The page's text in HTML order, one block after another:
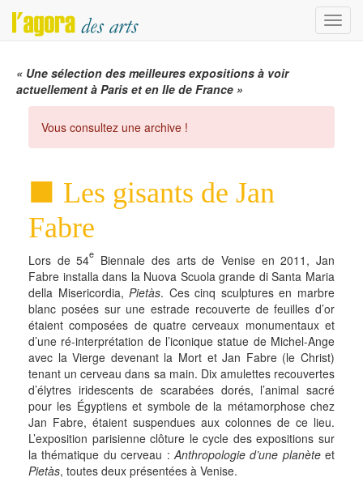
Menu
« Une sélection des meilleures expositions à voir
actuellement à Paris et en Ile de France »
Vous consultez une archive !
Les gisants de Jan
Fabre
Lors de 54e Biennale des arts de Venise en 2011, Jan
Fabre installa dans la Nuova Scuola grande di Santa Maria
della Misericordia,Pietàs. Ces cinq sculptures en marbre
blanc posées sur une estrade recouverte de feuilles d’or
étaient composées de quatre cerveaux monumentaux et
d’une ré-interprétation de l’iconique statue de Michel-Ange
avec la Vierge devenant la Mort et Jan Fabre (le Christ)
tenant un cerveau dans sa main. Dix amulettes recouvertes
d’élytres iridescents de scarabées dorés, l’animal sacré
pour les Égyptiens et symbole de la métamorphose chez
Jan Fabre, étaient suspendues aux colonnes de ce lieu.
L’exposition parisienne clôture le cycle des expositions sur
la thématique du cerveau :Anthropologie d’une planèteet
Pietàs, toutes deux présentées à Venise.